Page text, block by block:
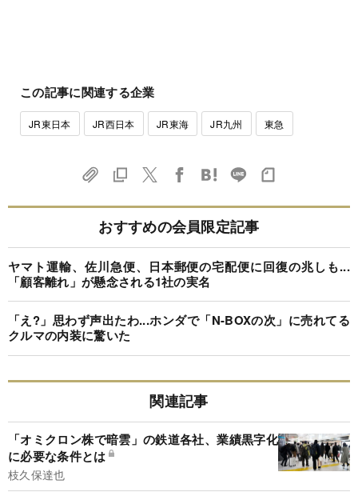
この記事に関連する企業
JR東日本 JR西日本 JR東海 JR九州 東急
おすすめの会員限定記事
ヤマト運輸、佐川急便、日本郵便の宅配便に回復の兆しも...
「顧客離れ」が懸念される1社の実名
「え?」思わず声出たわ...ホンダで「N-BOXの次」に売れてる
クルマの内装に驚いた
関連記事
「オミクロン株で暗雲」の鉄道各社、業績黒字化
に必要な条件とは
枝久保達也